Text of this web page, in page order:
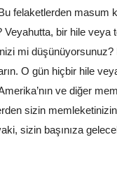
felaketlerden masum
Veyahutta, bir hile veya
mi düşünüyorsunuz?
O gün hiçbir hile
ve diğer
sizin memleketinizin
sizin başınıza